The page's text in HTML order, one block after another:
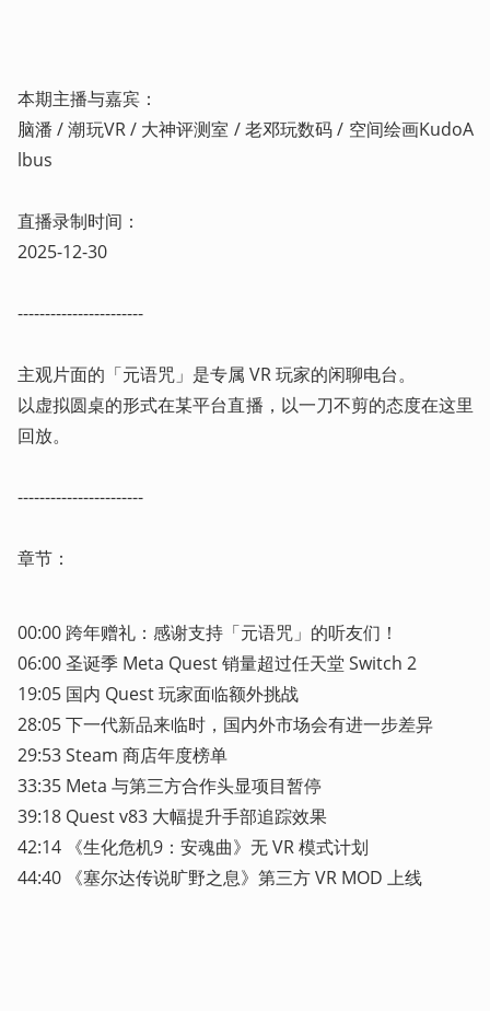
本期主播与嘉宾：
脑潘 / 潮玩VR / 大神评测室 / 老邓玩数码 / 空间绘画KudoA
lbus
直播录制时间：
2025-12-30
-----------------------
主观片面的「元语咒」是专属 VR 玩家的闲聊电台。
以虚拟圆桌的形式在某平台直播，以一刀不剪的态度在这里
回放。
-----------------------
章节：
00:00 跨年赠礼：感谢支持「元语咒」的听友们！
06:00 圣诞季 Meta Quest 销量超过任天堂 Switch 2
19:05 国内 Quest 玩家面临额外挑战
28:05 下一代新品来临时，国内外市场会有进一步差异
29:53 Steam 商店年度榜单
33:35 Meta 与第三方合作头显项目暂停
39:18 Quest v83 大幅提升手部追踪效果
42:14 《生化危机9：安魂曲》无 VR 模式计划
44:40 《塞尔达传说旷野之息》第三方 VR MOD 上线